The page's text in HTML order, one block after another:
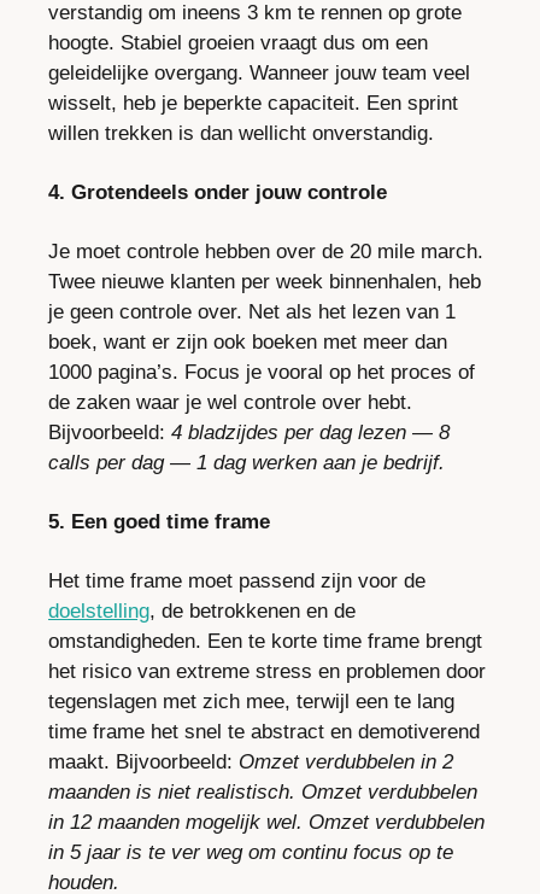
verstandig om ineens 3 km te rennen op grote
hoogte. Stabiel groeien vraagt dus om een
geleidelijke overgang. Wanneer jouw team veel
wisselt, heb je beperkte capaciteit. Een sprint
willen trekken is dan wellicht onverstandig.
4. Grotendeels onder jouw controle
Je moet controle hebben over de 20 mile march.
Twee nieuwe klanten per week binnenhalen, heb
je geen controle over. Net als het lezen van 1
boek, want er zijn ook boeken met meer dan
1000 pagina’s. Focus je vooral op het proces of
de zaken waar je wel controle over hebt.
Bijvoorbeeld: 4 bladzijdes per dag lezen — 8
calls per dag — 1 dag werken aan je bedrijf.
5. Een goed time frame
doelstelling, de betrokkenen en de
omstandigheden. Een te korte time frame brengt
het risico van extreme stress en problemen door
tegenslagen met zich mee, terwijl een te lang
time frame het snel te abstract en demotiverend
maakt. Bijvoorbeeld: Omzet verdubbelen in 2
maanden is niet realistisch. Omzet verdubbelen
in 12 maanden mogelijk wel. Omzet verdubbelen
in 5 jaar is te ver weg om continu focus op te
houden.